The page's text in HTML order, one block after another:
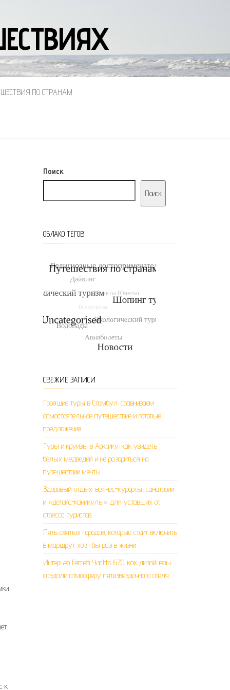
ПО СТРАНАМ
к
Поиск
Поиск
ОБЛАКО ТЕГОВ
СВЕЖИЕ ЗАПИСИ
Горящие туры в Стамбул: сравниваем
самостоятельное путешествие и готовые
предложения
Туры и круизы в Арктику: как увидеть
белых медведей и не разориться на
путешествии мечты
Здоровый отдых: велнес-курорты, санатории
и «детокс-каникулы» для уставших от
стресса туристов
Пять святых городов, которые стоит включить
в маршрут хотя бы раз в жизни
Интерьер Ferretti Yachts 670: как дизайнеры
создали атмосферу пятизвездочного отеля